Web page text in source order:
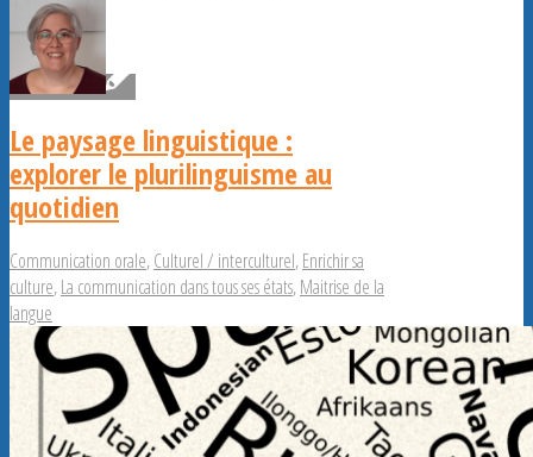
Le paysage linguistique :
explorer le plurilinguisme au
quotidien
Communication orale,Culturel / interculturel,Enrichir sa
culture,La communication dans tous ses états,Maitrise de la
langue